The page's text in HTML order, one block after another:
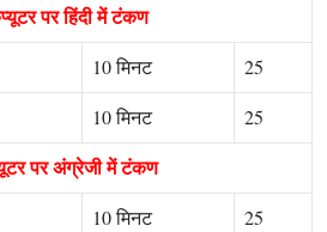
पर हिंदी में टंकण
10 मिनट
25
10 मिनट 25
पर अंग्रेजी में टंकण
10 मिनट
25